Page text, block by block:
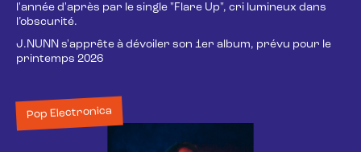
l'année d'après par le single "Flare Up", cri lumineux dans
l’obscurité.
J.NUNN s'apprête à dévoiler son 1er album, prévu pour le
printemps 2026
Pop Electronica